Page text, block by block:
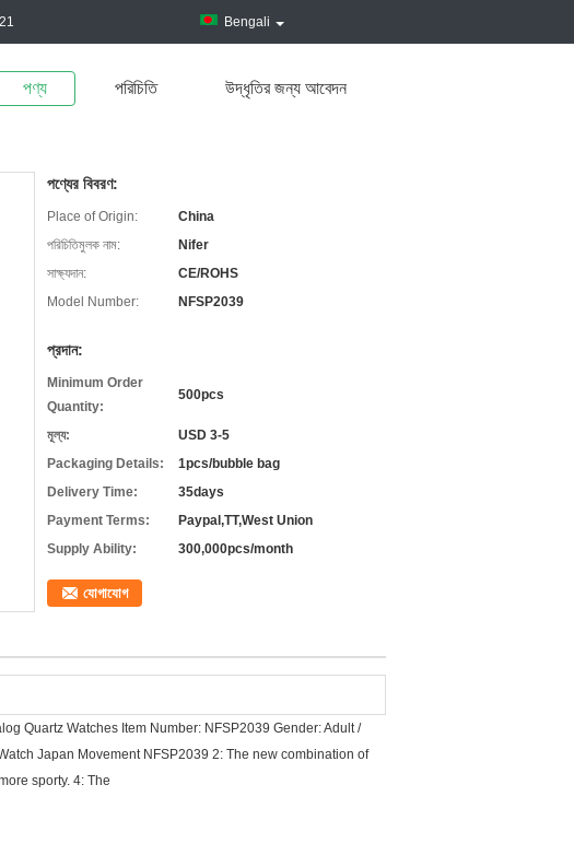
Bengali
পণ্য পরিচিতি উদ্ধৃতির জন্য আবেদন
পণ্যের বিবরণ:
Place of Origin:
China
পরিচিতিমুলক নাম:
Nifer
সাক্ষ্যদান:
CE/ROHS
Model Number:
NFSP2039
প্রদান:
Minimum Order
Quantity:
500pcs
মূল্য:
USD 3-5
Packaging Details:
1pcs/bubble bag
Delivery Time:
35days
Payment Terms:
Paypal,TT,West Union
Supply Ability:
300,000pcs/month
যোগাযোগ
Quartz Watches Item Number: NFSP2039 Gender: Adult /
Japan Movement NFSP2039 2: The new combination of
sporty. 4: The